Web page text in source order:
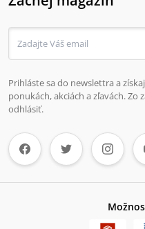
Prihláste sa do newslettra a
ponukách, akciách a zľavách. Zo
odhlásiť.